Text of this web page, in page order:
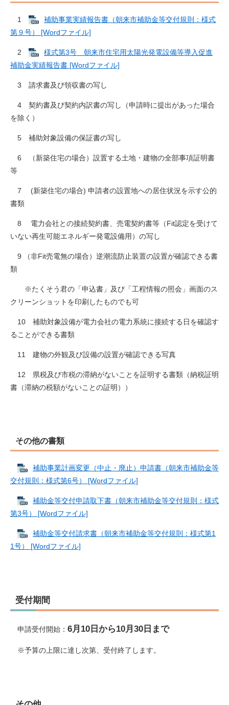
1
補助事業実績報告書（朝来市補助金等交付規則：様式
第９号） [Wordファイル]
2
様式第3号 朝来市住宅用太陽光発電設備等導入促進
補助金実績報告書 [Wordファイル]
3 請求書及び領収書の写し
4 契約書及び契約内訳書の写し（申請時に提出があった場合
を除く）
5 補助対象設備の保証書の写し
6 （新築住宅の場合）設置する土地・建物の全部事項証明書
等
7 (新築住宅の場合) 申請者の設置地への居住状況を示す公的
書類
8 電力会社との接続契約書、売電契約書等（Fit認定を受けて
いない再生可能エネルギー発電設備用）の写し
9 （非Fit売電無の場合）逆潮流防止装置の設置が確認できる書
類
※たくそう君の「申込書」及び「工程情報の照会」画面のス
クリーンショットを印刷したものでも可
10 補助対象設備が電力会社の電力系統に接続する日を確認す
ることができる書類
11 建物の外観及び設備の設置が確認できる写真
12 県税及び市税の滞納がないことを証明する書類（納税証明
書（滞納の税額がないことの証明））
​その他の書類
補助事業計画変更（中止・廃止）申請書（朝来市補助金等
交付規則：様式第6号） [Wordファイル]
補助金等交付申請取下書（朝来市補助金等交付規則：様式
第3号） [Wordファイル]
補助金等交付請求書（朝来市補助金等交付規則：様式第1
1号） [Wordファイル]
受付期間
申請受付開始： 6月10日から10月30日まで
※予算の上限に達し次第、受付終了します。